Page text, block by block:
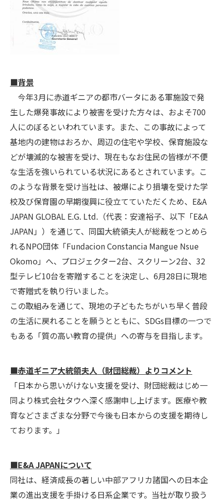
■背景
今年3月に赤道ギニアの都市バータにある軍施設で発
生した爆発事故により被害を受けた方々は、およそ700
人にのぼるといわれています。また、この事故によって
基地内の建物はおろか、周辺の住宅や学校、保育施設な
どが壊滅的な被害を受け、現在もなお住民の皆様が不便
な生活を強いられている状況にあるとされています。こ
のような背景を受け当社は、被爆により損壊を受けた学
校及び保育園の早期復興に役立てていただくため、E&A
JAPAN GLOBAL E.G. Ltd.（代表：安達裕子、以下「E&A
JAPAN」）を通じて、同国大統領夫人が総裁をつとめら
れるNPO団体「Fundacion Constancia Mangue Nsue
Okomo」へ、プロジェクター2台、スクリーン2台、32
型テレビ10台を寄贈することを決定し、6月28日に現地
で寄贈式を執り行いました。
この取組みを通じて、現地の子どもたちがいち早く普段
の生活に戻れることを願うとともに、SDGs目標の一つで
もある「質の高い教育の提供」への寄与を目指します。
■赤道ギニア大統領夫人（財団総裁）よりコメント
「日本から思いがけない支援を受け、財団総裁はじめ一
同より株式会社タウへ深く感謝申し上げます。医療や教
育などさまざまな分野で今後も日本からの支援を期待し
ております。」
■E&A JAPANについて
同社は、経済成長の著しい中部アフリカ諸国への日本企
業の進出支援を手掛ける日系企業です。当社が取り扱う